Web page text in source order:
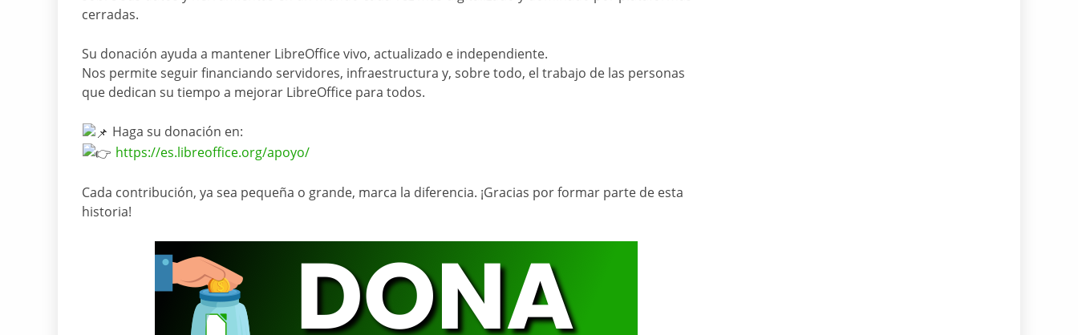
cerradas.
Su donación ayuda a mantener LibreOffice vivo, actualizado e independiente.
Nos permite seguir financiando servidores, infraestructura y, sobre todo, el trabajo de las personas
que dedican su tiempo a mejorar LibreOffice para todos.
Haga su donación en:
https://es.libreoffice.org/apoyo/
Cada contribución, ya sea pequeña o grande, marca la diferencia. ¡Gracias por formar parte de esta
historia!